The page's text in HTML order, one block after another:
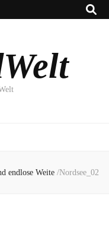
endlose Weite /Nordsee_02